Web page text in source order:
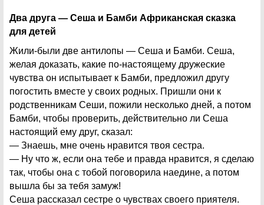
Два друга — Сеша и Бамби Африканская сказка
для детей
Жили-были две антилопы — Сеша и Бамби. Сеша,
желая доказать, какие по-настоящему дружеские
чувства он испытывает к Бамби, предложил другу
погостить вместе у своих родных. Пришли они к
родственникам Сеши, пожили несколько дней, а потом
Бамби, чтобы проверить, действительно ли Сеша
настоящий ему друг, сказал:
— Знаешь, мне очень нравится твоя сестра.
— Ну что ж, если она тебе и правда нравится, я сделаю
так, чтобы она с тобой поговорила наедине, а потом
вышла бы за тебя замуж!
Сеша рассказал сестре о чувствах своего приятеля.